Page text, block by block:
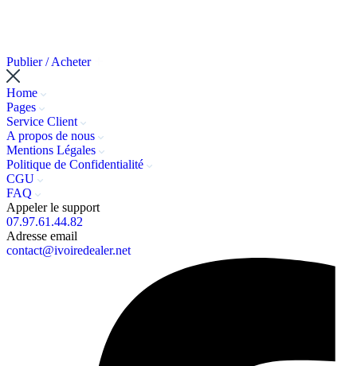
Publier / Acheter
Home
Pages
Service Client
A propos de nous
Mentions Légales
Politique de Confidentialité
CGU
FAQ
Appeler le support
07.97.61.44.82
Adresse email
contact@ivoiredealer.net